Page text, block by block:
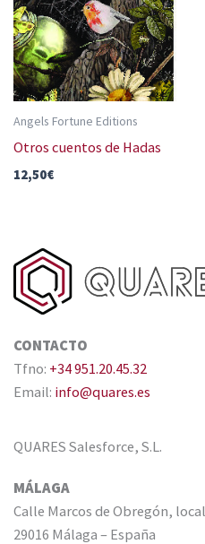
Angels Fortune Editions
Otros cuentos de Hadas
12,50€
CONTACTO
Tfno: +34 951.20.45.32
Email: info@quares.es
QUARES Salesforce, S.L.
MÁLAGA
Calle Marcos de Obregón,
29016 Málaga – España